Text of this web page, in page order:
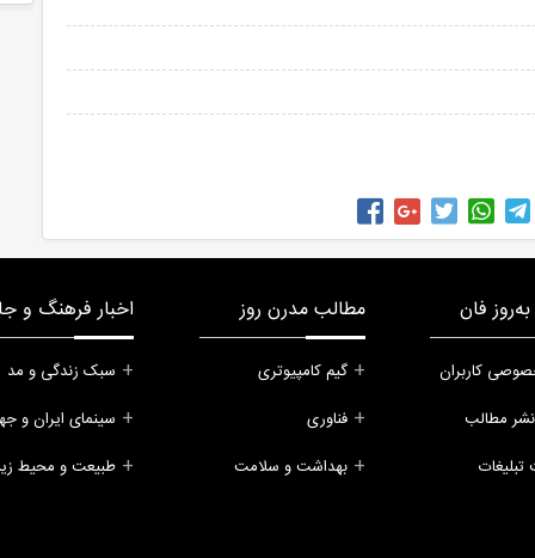
فان
کاربران
نشر مطالب
مطالب مدرن روز
گیم کامپیوتری
فناوری
بهداشت و سلامت
اخبار فرهنگ و
سبک زندگی و مد
سینمای ایران و
طبیعت و محیط